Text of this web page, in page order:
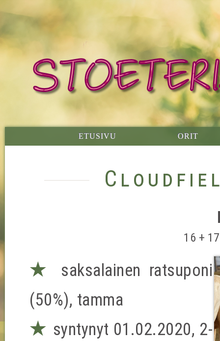
ETUSIVU ORIT
16 +
★
saksalainen ratsuponi
(50%), tamma
★ syntynyt 01.02.2020, 2-